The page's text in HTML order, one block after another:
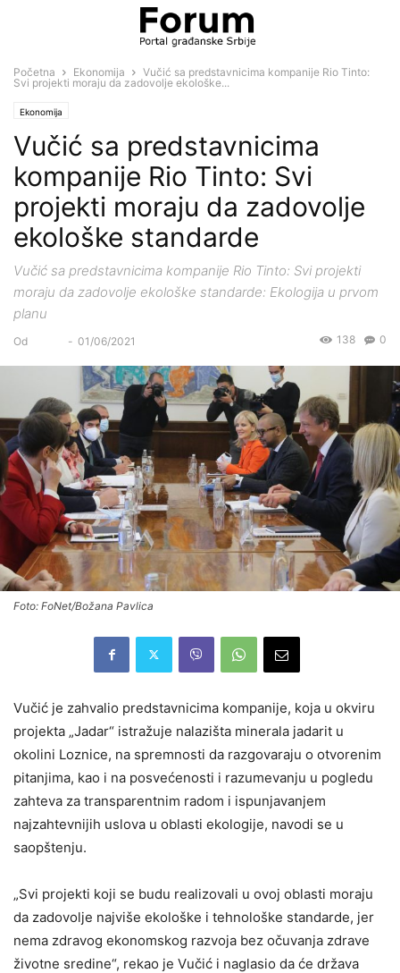
Početna Ekonomija
Vučić sa predstavnicima kompanije Rio Tinto:
Svi projekti moraju da zadovolje ekološke...
Ekonomija
Vučić sa predstavnicima
kompanije Rio Tinto: Svi
projekti moraju da zadovolje
ekološke standarde
Vučić sa predstavnicima kompanije Rio Tinto: Svi projekti
moraju da zadovolje ekološke standarde: Ekologija u prvom
planu
Od - 01/06/2021 0
138
Foto: FoNet/Božana Pavlica
Vučić je zahvalio predstavnicima kompanije, koja u okviru
projekta „Jadar“ istražuje nalazišta minerala jadarit u
okolini Loznice, na spremnosti da razgovaraju o otvorenim
pitanjima, kao i na posvećenosti i razumevanju u pogledu
zahteva za transparentnim radom i ispunjavanjem
najzahtevnijih uslova u oblasti ekologije, navodi se u
saopštenju.
„Svi projekti koji se budu realizovali u ovoj oblasti moraju
da zadovolje najviše ekološke i tehnološke standarde, jer
nema zdravog ekonomskog razvoja bez očuvanja zdrave
životne sredine“, rekao je Vučić i naglasio da će država